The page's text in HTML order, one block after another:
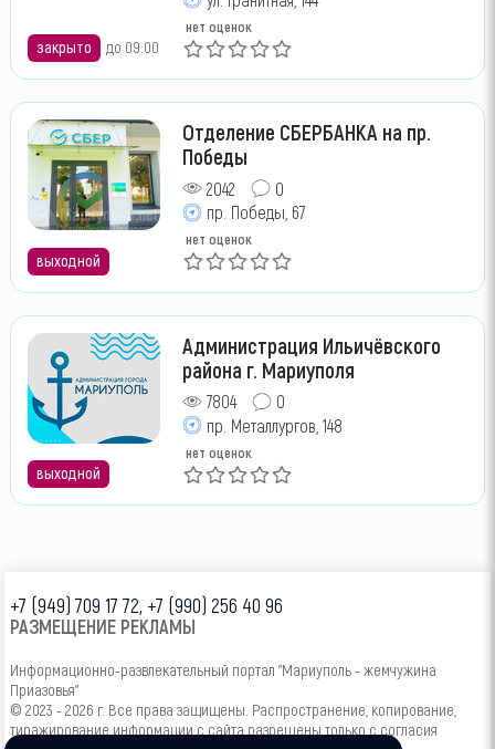
закрыто до 09:00
нет оценок
выходной
Отделение СБЕРБАНКА на пр.
Победы
2042
0
пр. Победы, 67
нет оценок
выходной
Администрация Ильичёвского
района г. Мариуполя
7804
0
пр. Металлургов, 148
нет оценок
+7 (949) 709 17 72, +7 (990) 256 40 96
РАЗМЕЩЕНИЕ РЕКЛАМЫ
Информационно-развлекательный портал "Мариуполь - жемчужина
Приазовья"
© 2023 - 2026 г. Все права защищены. Распространение, копирование,
тиражирование информации с сайта разрешены только с согласия